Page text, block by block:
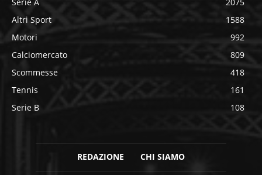
Altri Sport
1588
Motori
992
Calciomercato
809
Scommesse
418
Tennis
161
Serie B
108
REDAZIONE CHI SIAMO